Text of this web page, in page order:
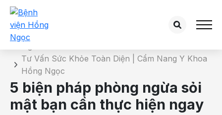
Chi tiết bài tư vấn
Tư Vấn Sức Khỏe Toàn Diện | Cẩm Nang Y Khoa
Hồng Ngọc
5 biện pháp phòng ngừa sỏi
mật bạn cần thực hiện ngay